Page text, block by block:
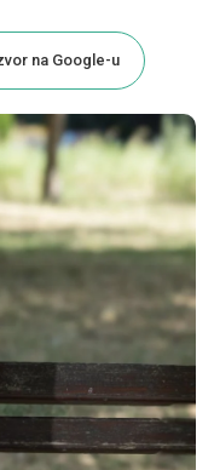
na Google-u